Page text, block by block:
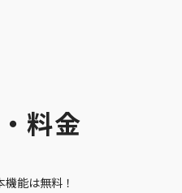
料金
能は無料！